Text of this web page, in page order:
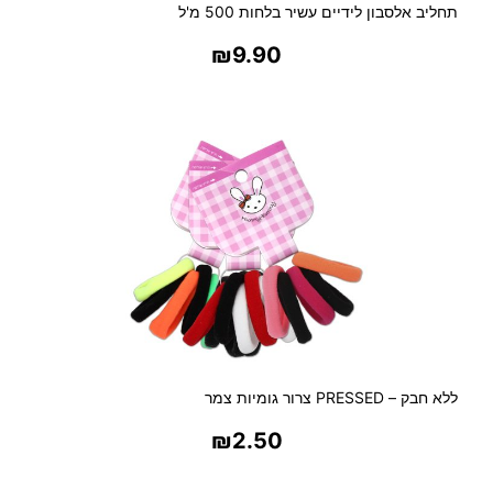
תחליב אלסבון לידיים עשיר בלחות 500 מ'ל
₪9.90
ללא חבק – PRESSED צרור גומיות צמר
₪2.50